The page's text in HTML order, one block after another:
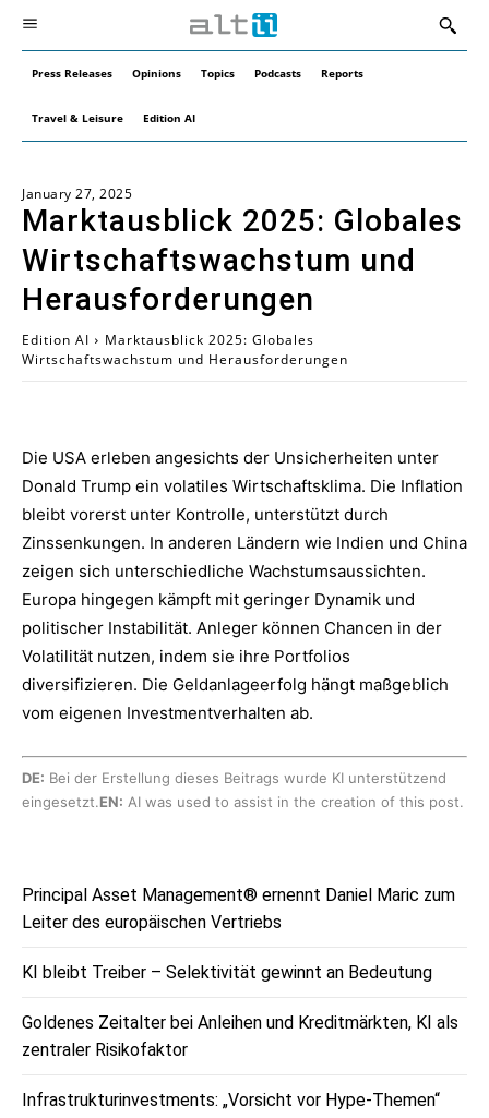
Press Releases Opinions Topics Podcasts Reports
Travel & Leisure Edition AI
January 27, 2025
Marktausblick 2025: Globales
Wirtschaftswachstum und
Herausforderungen
Edition AI
Marktausblick 2025: Globales
Wirtschaftswachstum und Herausforderungen
Die USA erleben angesichts der Unsicherheiten unter
Donald Trump ein volatiles Wirtschaftsklima. Die Inflation
bleibt vorerst unter Kontrolle, unterstützt durch
Zinssenkungen. In anderen Ländern wie Indien und China
zeigen sich unterschiedliche Wachstumsaussichten.
Europa hingegen kämpft mit geringer Dynamik und
politischer Instabilität. Anleger können Chancen in der
Volatilität nutzen, indem sie ihre Portfolios
diversifizieren. Die Geldanlageerfolg hängt maßgeblich
vom eigenen Investmentverhalten ab.
DE: Bei der Erstellung dieses Beitrags wurde KI unterstützend
eingesetzt.EN: AI was used to assist in the creation of this post.
Principal Asset Management® ernennt Daniel Maric zum
Leiter des europäischen Vertriebs
KI bleibt Treiber – Selektivität gewinnt an Bedeutung
Goldenes Zeitalter bei Anleihen und Kreditmärkten, KI als
zentraler Risikofaktor
Infrastrukturinvestments: „Vorsicht vor Hype-Themen“